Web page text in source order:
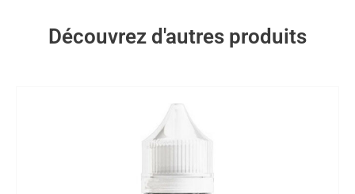
Découvrez d'autres produits